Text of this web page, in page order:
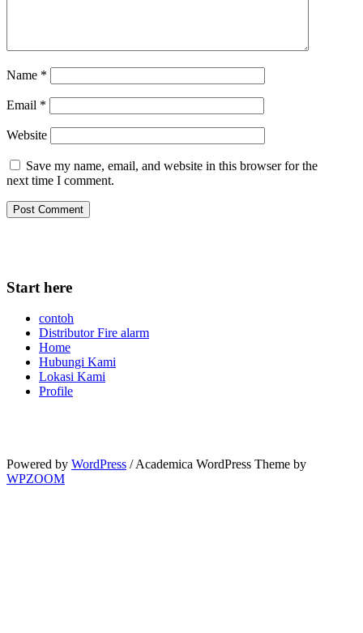
Start here
contoh
Distributor Fire alarm
Home
Hubungi Kami
Lokasi Kami
Profile
Name *
Email *
Website
Save my name, email, and website in this browser for the
next time I comment.
Powered by WordPress / Academica WordPress Theme by
WPZOOM